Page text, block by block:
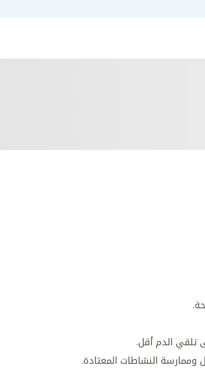
تلقي الدم أقل.
وممارسة النشاطات المعتادة.